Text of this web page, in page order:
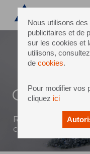
Nous utilisons
publicitaires et de
sur les cookies et
utilisons,
de cookies.
Pour modifier vos
cliquez ici
RePETable™ pour
conforme au